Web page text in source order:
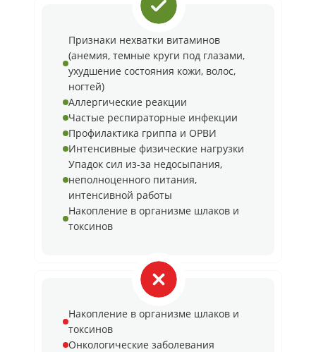
Признаки нехватки витаминов
(анемия, темные круги под глазами,
ухудшение состояния кожи, волос,
ногтей)
Аллергические реакции
Частые респираторные инфекции
Профилактика гриппа и ОРВИ
Интенсивные физические нагрузки
Упадок сил из-за недосыпания,
неполноценного питания,
интенсивной работы
Накопление в организме шлаков и
токсинов
Накопление в организме шлаков и
токсинов
Онкологические заболевания